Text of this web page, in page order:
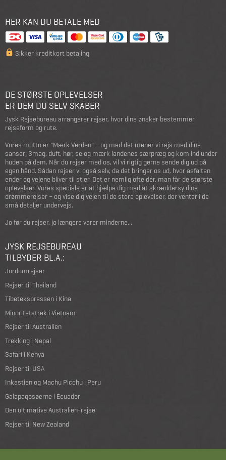
HER KAN DU BETALE MED
Sikker kreditkort betaling
DE STØRSTE OPLEVELSER
ER DEM DU SELV SKABER
Jysk Rejsebureau arrangerer rejser, hvor dine ønsker bestemmer
rejseform og rute.
Vores motto er "Mærk Verden" – og med det mener vi rejs med dine
sanser; Smag, duft, hør, se og mærk landenes særpræg og kom ind under
huden på dem. Når du rejser med os, vil vi rigtig gerne sende dig ud på
egen hånd. Sådan rejser vi også selv, da det bringer os ud, hvor asfalten
ender og vejene bliver til stier. Det er nemlig ofte dér, man får de største
oplevelser. Vores speciale er at hjælpe dig med at skræddersy dine
drømmerejser – og vise dig vejen til de store oplevelser, der venter i de
små detaljer undervejs.
Jo før du rejser, jo længere varer minderne...
JYSK REJSEBUREAU
TILBYDER BL.A.:
Jordomrejser
Rejser til Thailand
Tibetekspressen i Kina
Minoritetstrek i Vietnam
Rejser til Australien
Trekking i Nepal
Safari i Kenya
Rejser til USA
Inkastien og Machu Picchu i Peru
Galapagosøerne i Ecuador
Den ultimative Australien-rejse
Rejser til New Zealand